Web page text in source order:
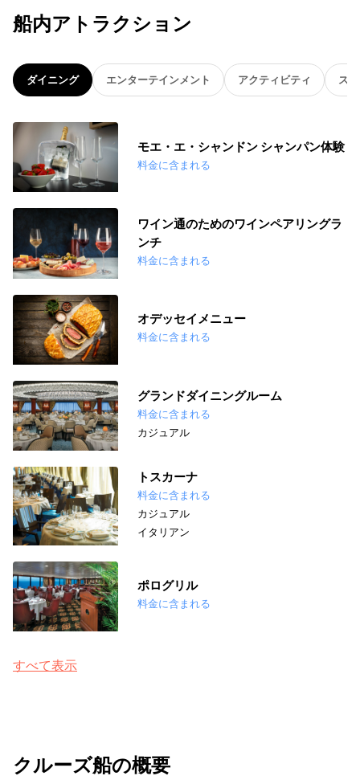
船内アトラクション
ダイニング エンターテインメント アクティビティ ス
モエ・エ・シャンドン シャンパン体験
料金に含まれる
ワイン通のためのワインペアリングラ
ンチ
料金に含まれる
オデッセイメニュー
料金に含まれる
グランドダイニングルーム
料金に含まれる
カジュアル
トスカーナ
料金に含まれる
カジュアル
イタリアン
ポログリル
料金に含まれる
すべて表示
クルーズ船の概要